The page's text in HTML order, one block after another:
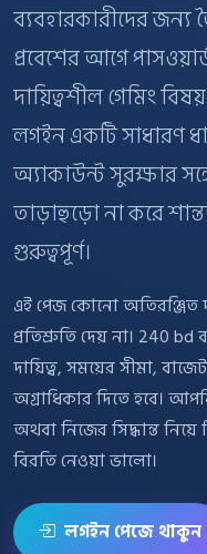
ব্যবহারকারীদের জন্য
প্রবেশের আগে
দায়িত্বশীল গেমিং
লগইন একটি সাধারণ
অ্যাকাউন্ট সুরক্ষার
তাড়াহুড়ো না করে
গুরুত্বপূর্ণ।
এই পেজ কোনো অতিরঞ্জিত
প্রতিশ্রুতি দেয় না। 240
দায়িত্ব, সময়ের সীমা,
অগ্রাধিকার দিতে হবে।
অথবা নিজের সিদ্ধান্ত
বিরতি নেওয়া ভালো।
লগইন পেজে থাকুন